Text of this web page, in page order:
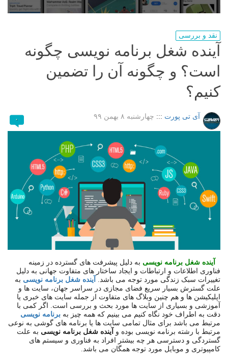
نقد و بررسی
آینده شغل برنامه نویسی چگونه
است؟ و چگونه آن را تضمین
کنیم؟
آی تی پورت ::: چهارشنبه ۸ بهمن ۹۹ ۰
آینده شغل برنامه نویسی به دلیل پیشرفت های گسترده در زمینه
فناوری اطلاعات و ارتباطات و ایجاد ساختار های متفاوت جهانی به دلیل
تغییرات سبک زندگی مورد توجه می باشد. آینده شغل برنامه نویسی به
علت گسترش بسیار سریع فضای مجازی در سراسر جهان، سایت ها و
اپلیکیشن ها و هم چنین وبلاگ های متفاوت از جمله سایت های خبری یا
آموزشی و بسیاری از سایت ها مورد بحث و بررسی است. اگر کمی با
دقت به اطراف خود نگاه کنیم می بینیم که همه چیز به برنامه نویسی
مرتبط می باشد برای مثال تمامی سایت ها یا برنامه های گوشی به نوعی
مرتبط با رشته برنامه نویسی بوده و آینده شغل برنامه نویسی به علت
گستردگی و دسترسی هر چه بیشتر افراد به فناوری و سیستم های
کامپیوتری و موبایل مورد توجه همگان می باشد.